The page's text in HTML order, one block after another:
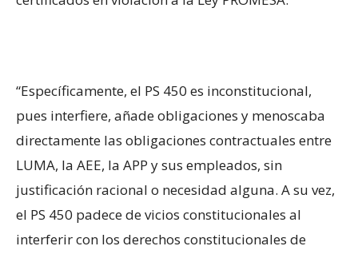
“Específicamente, el PS 450 es inconstitucional,
pues interfiere, añade obligaciones y menoscaba
directamente las obligaciones contractuales entre
LUMA, la AEE, la APP y sus empleados, sin
justificación racional o necesidad alguna. A su vez,
el PS 450 padece de vicios constitucionales al
interferir con los derechos constitucionales de